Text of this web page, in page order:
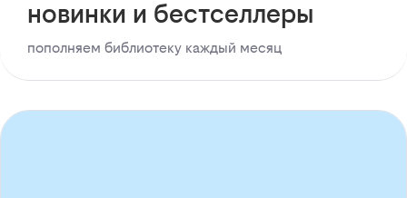
новинки и бестселлеры
пополняем библиотеку каждый месяц